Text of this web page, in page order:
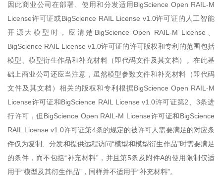
因此商业公司在部署、使用和分发适用BigScience Open RAIL-M
License许可证或BigScience RAIL License v1.0许可证的人工智能
开源大模型时，应清楚BigScience Open RAIL-M License、
BigScience RAIL License v1.0许可证的许可版权和专利的范围包括
模型、模型衍生作品和补充材料（即代码文件及其文档）。在此基
础上商业公司还应当注意，虽然模型参数文件和补充材料（即代码
文件及其文档）相关的版权和专利根据BigScience Open RAIL-M
License许可证和BigScience RAIL License v1.0许可证第2、3条进
行许可，但BigScience Open RAIL-M License许可证和BigScience
RAIL License v1.0许可证第4条的规定的被许可人需要满足的对应条
件仅为复制、分发和提供远程访问“模型和模型衍生作品”时需要满足
的条件，而不包括“补充材料”，并且第5条及附件A的使用限制仅适
用于“模型及其衍生作品”，同样并不适用于“补充材料”。